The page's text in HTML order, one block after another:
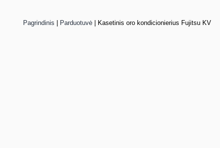
Pagrindinis | Parduotuvė | Kasetinis oro kondicionierius Fujitsu KV